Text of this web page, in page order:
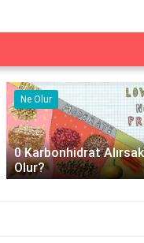
Ne İşe Yarar
500 cc izotonik
yarar?